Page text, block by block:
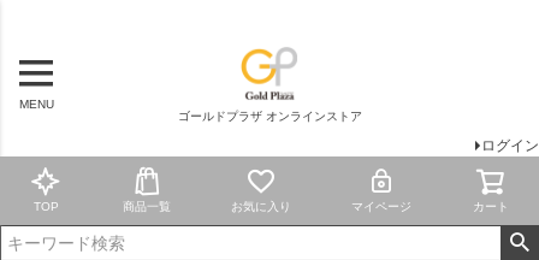
MENU
ゴールドプラザ オンラインストア
ログイン
TOP 商品一覧 お気に入り マイページ カート